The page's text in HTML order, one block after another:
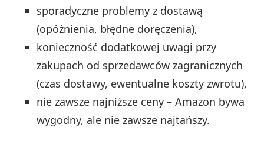
sporadyczne problemy z dostawą
(opóźnienia, błędne doręczenia),
konieczność dodatkowej uwagi przy
zakupach od sprzedawców zagranicznych
(czas dostawy, ewentualne koszty zwrotu),
nie zawsze najniższe ceny – Amazon bywa
wygodny, ale nie zawsze najtańszy.